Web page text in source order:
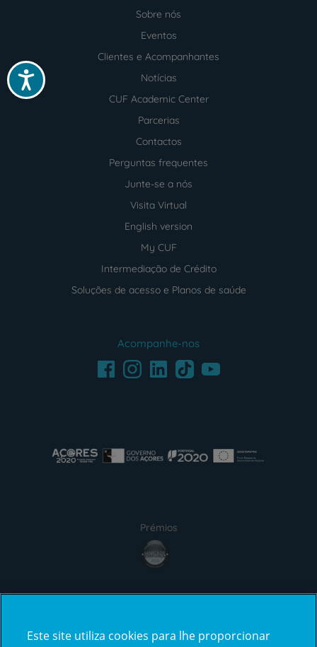
Acessibilidade
Sobre nós
Eventos
Clientes e Acompanhantes
Notícias
CUF Academic Center
Parcerias
Contactos
Perguntas frequentes
Junte-se a nós
Visita Virtual
English version
My CUF
Intermediação de Crédito
Soluções de acesso e Planos de saúde
Acompanhe-nos
FacebookInstagramLinkedInTikTokYoutube
Prémios
Este site utiliza cookies para lhe proporcionar